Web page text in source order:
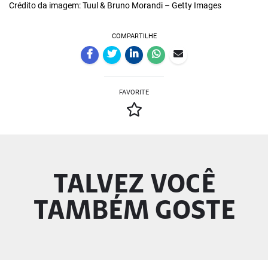
Crédito da imagem: Tuul & Bruno Morandi – Getty Images
COMPARTILHE
FAVORITE
TALVEZ VOCÊ
TAMBÉM GOSTE